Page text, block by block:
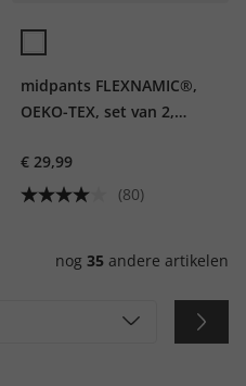
midpants FLEXNAMIC®,
OEKO-TEX, set van 2,
€ 29,99
(80)
nog 35 andere artikelen